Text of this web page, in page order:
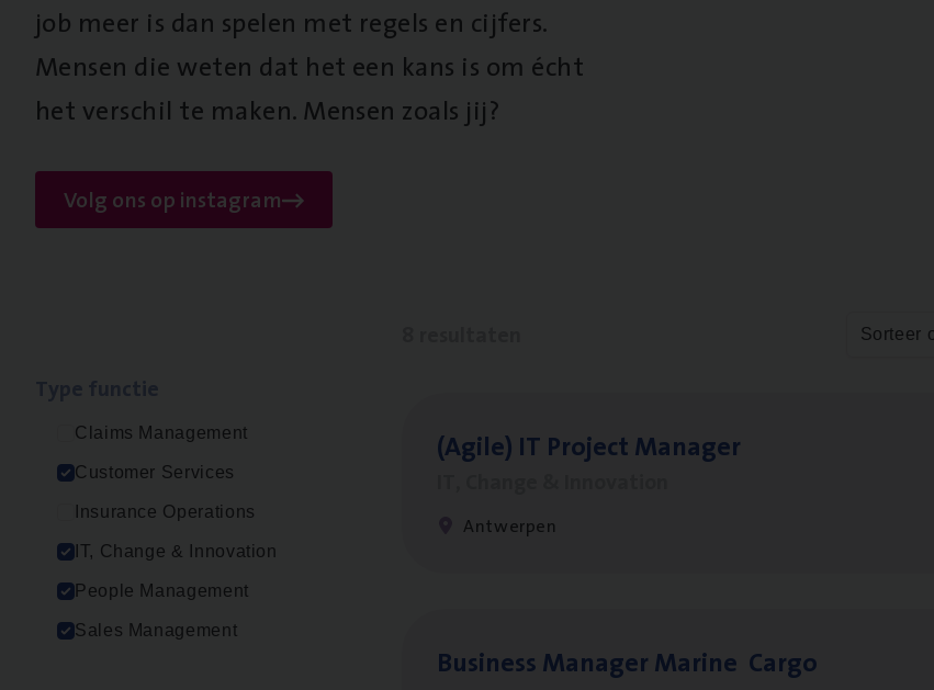
job meer is dan spelen met regels en cijfers.
Mensen die weten dat het een kans is om écht
het verschil te maken. Mensen zoals jij?
Volg ons op instagram
Claims Management
Customer Services
Insurance Operations
IT, Change & Innovation
People Management
Sales Management
Sorteer
(Agi­le) IT Pro­ject Manager
Antwerpen
Busi­ness Mana­ger Mari­ne Cargo